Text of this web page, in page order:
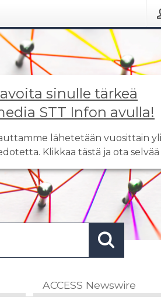
sinulle tärkeä
STT Infon avulla!
lähetetään vuosittain
Klikkaa tästä ja ota selvää
ACCESS Newswire